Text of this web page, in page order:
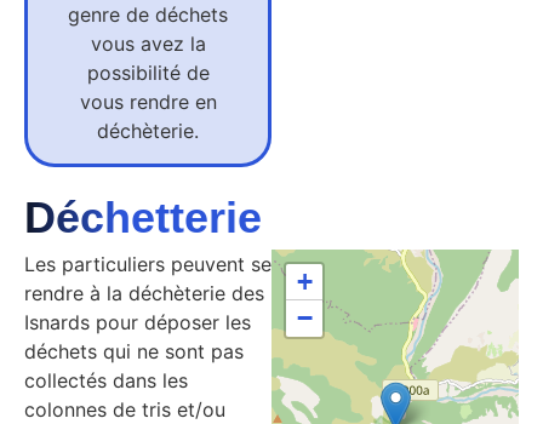
genre de déchets
vous avez la
possibilité de
vous rendre en
déchèterie.
Déchetterie
Les particuliers peuvent se
rendre à la déchèterie des
Isnards pour déposer les
déchets qui ne sont pas
collectés dans les
colonnes de tris et/ou
+
−